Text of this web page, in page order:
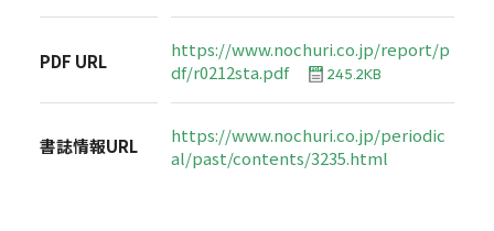
PDF URL
https://www.nochuri.co.jp/report/p
df/r0212sta.pdf
245.2KB
書誌情報URL
https://www.nochuri.co.jp/periodic
al/past/contents/3235.html